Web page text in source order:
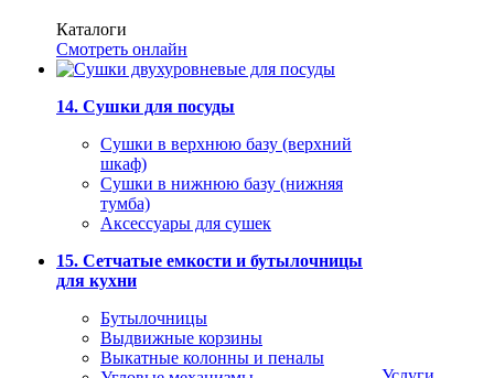
Каталоги
Смотреть онлайн
14. Сушки для посуды
Сушки в верхнюю базу (верхний
шкаф)
Сушки в нижнюю базу (нижняя
тумба)
Аксессуары для сушек
15. Сетчатые емкости и бутылочницы
для кухни
Бутылочницы
Выдвижные корзины
Выкатные колонны и пеналы